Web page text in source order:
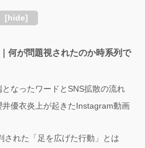
[hide]
何が問題視されたのか時系列で
なったワードとSNS拡散の流れ
優衣炎上が起きたInstagram動画
された「足を広げた行動」とは